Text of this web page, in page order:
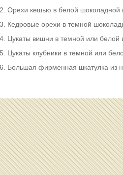
Орехи кешью в белой шоколадной
Кедровые орехи в темной
Цукаты вишни в темной или белой
Цукаты клубники в темной или
Большая фирменная шкатулка из